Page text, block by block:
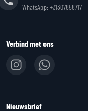
WhatsApp: +31307858717
Verbind met ons
Nieuwsbrief